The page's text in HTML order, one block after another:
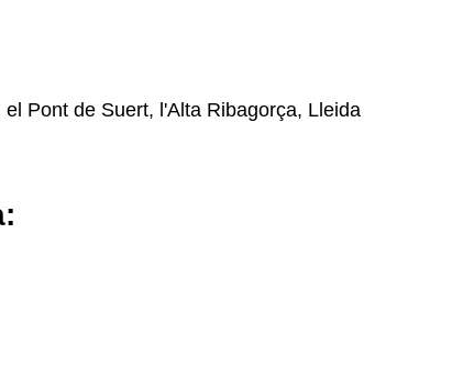
Pont de Suert, l'Alta Ribagorça, Lleida